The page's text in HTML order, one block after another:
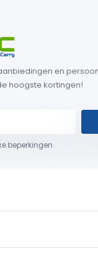
en
hoogste kortingen!
beperkingen